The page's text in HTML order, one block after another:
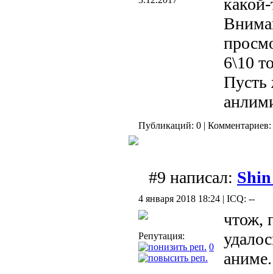
6\10
Пусть
Публикаций: 0 | Комментариев:
#9 написал:
4 января 2018 18:24 | ICQ: --
Репутация:
0
чтож,